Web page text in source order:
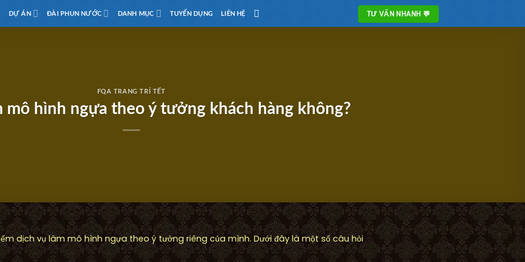
DỰ ÁN ĐÀI PHUN NƯỚC DANH MỤC TUYỂN DỤNG LIÊN HỆ TƯ VẤN NHANH 💬
FQA TRANG TRÍ TẾT
mô hình ngựa theo ý tưởng khách hàng không?
dịch vụ làm mô hình ngựa theo ý tưởng riêng của mình. Dưới đây là một số câu hỏi